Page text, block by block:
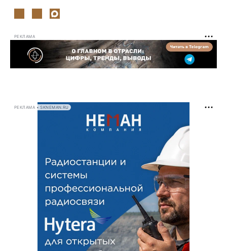
РЕКЛАМА
РЕКЛАМА • SKNEMAN.RU